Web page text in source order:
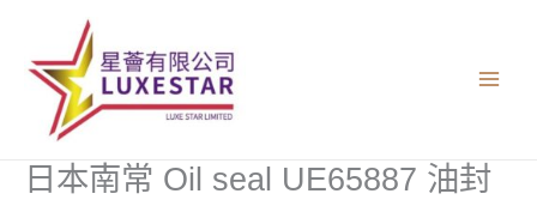
日本南常 Oil seal UE65887 油封